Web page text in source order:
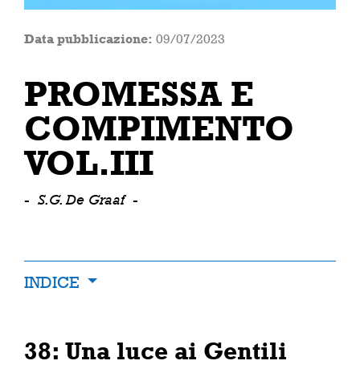
Data pubblicazione: 09/07/2023
PROMESSA E
COMPIMENTO
VOL.III
- S.G. De Graaf -
INDICE
38: Una luce ai Gentili